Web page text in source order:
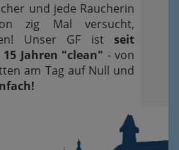
und jede Raucherin
zig Mal versucht,
Unser GF ist seit
Jahren "clean" - von
am Tag auf Null und